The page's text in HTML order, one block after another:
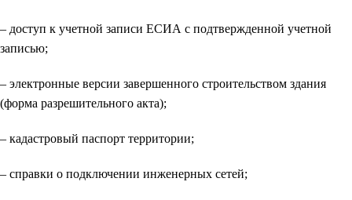
– доступ к учетной записи ЕСИА с подтвержденной учетной
записью;
– электронные версии завершенного строительством здания
(форма разрешительного акта);
– кадастровый паспорт территории;
– справки о подключении инженерных сетей;